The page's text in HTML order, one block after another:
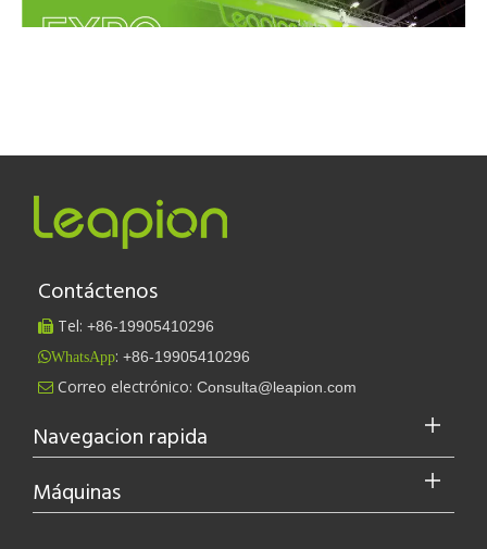
Contáctenos
 Tel: +86-19905410296
WhatsApp: +86-19905410296
 Correo electrónico: Consulta@leapion.com
Navegacion rapida
Máquinas